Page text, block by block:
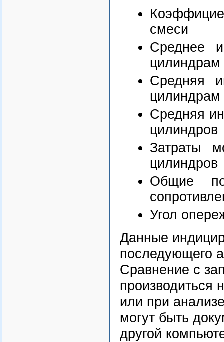
смеси
Среднее
цилиндрам
Средняя
цилиндрам
Средняя
цилиндров
Затраты
цилиндров
Общие
Угол
Данные
последующего
Сравнение с
производиться
или при
могут быть
другой